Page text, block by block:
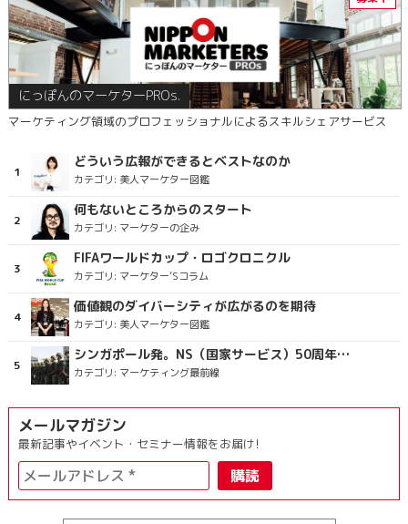
にっぽんのマーケターPROs.
マーケティング領域のプロフェッショナルによるスキルシェアサービス
どういう広報ができるとベストなのか
カテゴリ: 美人マーケター図鑑
何もないところからのスタート
カテゴリ: マーケターの企み
FIFAワールドカップ・ロゴクロニクル
カテゴリ: マーケター’Sコラム
価値観のダイバーシティが広がるのを期待
カテゴリ: 美人マーケター図鑑
シンガポール発。NS（国家サービス）50周年を祝うラッピングバス＆マクドナルドの限定新商品
カテゴリ: マーケティング最前線
メールマガジン
最新記事やイベント・セミナー情報をお届け!